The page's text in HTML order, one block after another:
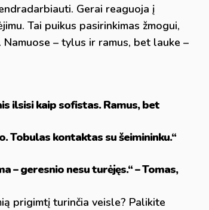
Gerai reaguoja į
Tai puikus pasirinkimas žmogui,
– tylus ir ramus, bet lauke –
ilsisi kaip sofistas. Ramus, bet
Tobulas kontaktas su šeimininku.“
– geresnio nesu turėjęs.“ – Tomas,
prigimtį turinčia veisle? Palikite